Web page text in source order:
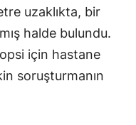
uzaklıkta, bir
halde bulundu.
için hastane
soruşturmanın